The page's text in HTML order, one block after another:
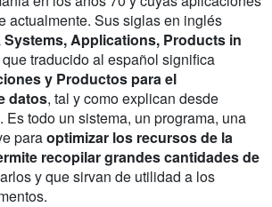
actualmente. Sus siglas en inglés
Systems, Applications, Products in
que traducido al español significa
y Productos para el
datos, tal y como explican desde
Es todo un sistema, un programa, una
paraoptimizar los recursos de la
recopilar grandes cantidades de
y que sirvan de utilidad a los